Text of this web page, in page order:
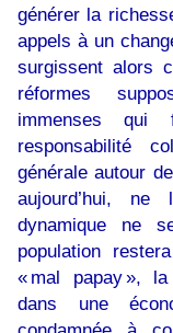
générer la
appels à un
surgissent alors
réformes
immenses qui
responsabilité
générale autour
aujourd’hui,
dynamique ne
population
« mal papay »,
dans une